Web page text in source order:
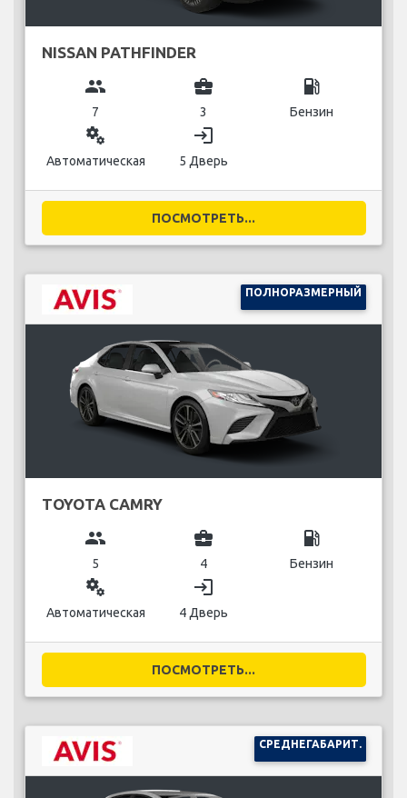
NISSAN PATHFINDER
group
7
business_center
3
local_gas_station
Бензин
miscellaneous_services
Автоматическая
login
5 Дверь
ПОСМОТРЕТЬ...
ПОЛНОРАЗМЕРНЫЙ
TOYOTA CAMRY
group
5
business_center
4
local_gas_station
Бензин
miscellaneous_services
Автоматическая
login
4 Дверь
ПОСМОТРЕТЬ...
СРЕДНЕГАБАРИТ.